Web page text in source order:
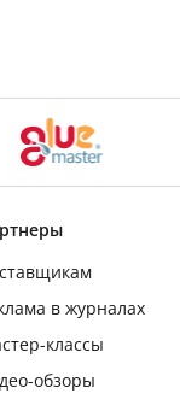
в журналах
классы
обзоры